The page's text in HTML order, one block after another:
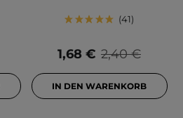
41
2,40 €
1,68 €
IN DEN WARENKORB